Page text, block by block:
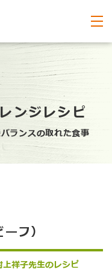
ンジレシピ
ランスの取れた食事
フ）
祥子先生のレシピ